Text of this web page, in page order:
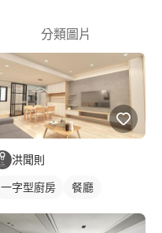
分類圖片
洪聞則
一字型廚房 餐廳